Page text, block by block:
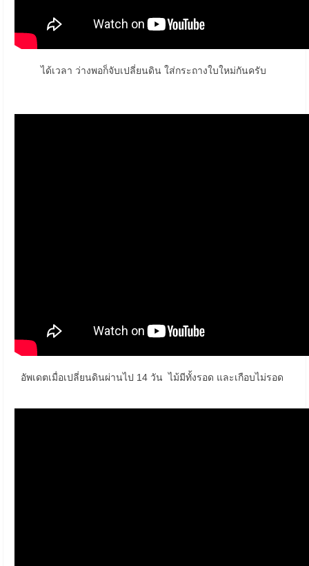
ได้เวลา ว่างพอก็จับเปลี่ยนดิน ใส่กระถางใบใหม่กันครับ
อัพเดตเมื่อเปลี่ยนดินผ่านไป 14 วัน ไม้มีทั้งรอด และเกือบไม่รอด